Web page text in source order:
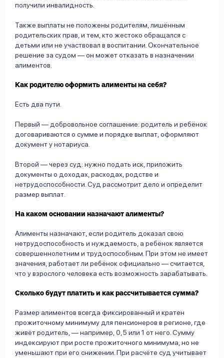
получили инвалидность.
Также выплаты не положены родителям, лишённым
родительских прав, и тем, кто жестоко обращался с
детьми или не участвовал в воспитании. Окончательное
решение за судом — он может отказать в назначении
алиментов.
Как родителю оформить алименты на себя?
Есть два пути.
Первый — добровольное соглашение: родитель и ребёнок
договариваются о сумме и порядке выплат, оформляют
документ у нотариуса.
Второй — через суд: нужно подать иск, приложить
документы о доходах, расходах, родстве и
нетрудоспособности. Суд рассмотрит дело и определит
размер выплат.
На каком основании назначают алименты?
Алименты назначают, если родитель доказал свою
нетрудоспособность и нуждаемость, а ребёнок является
совершеннолетним и трудоспособным. При этом не имеет
значения, работает ли ребёнок официально — считается,
что у взрослого человека есть возможность зарабатывать.
Сколько будут платить и как рассчитывается сумма?
Размер алиментов всегда фиксированный и кратен
прожиточному минимуму для пенсионеров в регионе, где
живёт родитель, — например, 0,5 или 1 от него. Сумму
индексируют при росте прожиточного минимума, но не
уменьшают при его снижении. При расчёте суд учитывает